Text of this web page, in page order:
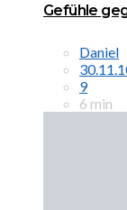
Gefühle
Daniel
9
6 min